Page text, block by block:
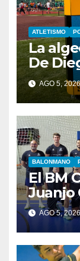
ATLETISMO
La
De
delAGO 5,
BALONMANO
El BM
Juanjo
AGO 5,